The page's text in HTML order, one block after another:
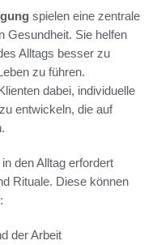
spielen eine zentrale
Gesundheit. Sie helfen
Alltags besser zu
zu führen.
dabei, individuelle
zu entwickeln, die auf
in den Alltag erfordert
Rituale. Diese können
der Arbeit